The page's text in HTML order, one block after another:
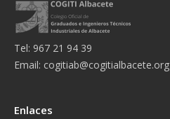
Tel: 967 21 94 39
Email: cogitiab@cogitialbacete.org
Enlaces